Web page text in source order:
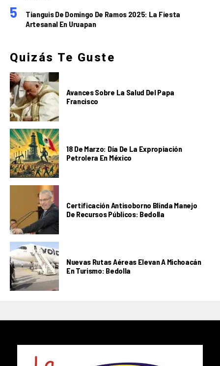
Tianguis De Domingo De Ramos 2025: La Fiesta
Artesanal En Uruapan
Quizás Te Guste
Avances Sobre La Salud Del Papa
Francisco
18 De Marzo: Día De La Expropiación
Petrolera En México
Certificación Antisoborno Blinda Manejo
De Recursos Públicos: Bedolla
Nuevas Rutas Aéreas Elevan A Michoacán
En Turismo: Bedolla